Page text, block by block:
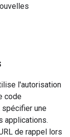
l'autorisation
code
une
applications.
de rappel lors